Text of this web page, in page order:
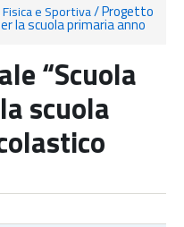
e Sportiva/Progetto
la scuola primaria anno
“Scuola
scuola